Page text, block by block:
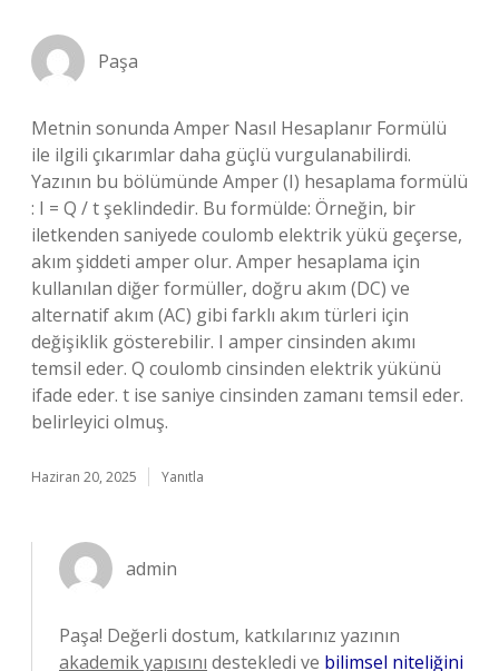
Paşa
Metnin sonunda Amper Nasıl Hesaplanır Formülü
ile ilgili çıkarımlar daha güçlü vurgulanabilirdi.
Yazının bu bölümünde Amper (I) hesaplama formülü
: I = Q / t şeklindedir. Bu formülde: Örneğin, bir
iletkenden saniyede coulomb elektrik yükü geçerse,
akım şiddeti amper olur. Amper hesaplama için
kullanılan diğer formüller, doğru akım (DC) ve
alternatif akım (AC) gibi farklı akım türleri için
değişiklik gösterebilir. I amper cinsinden akımı
temsil eder. Q coulomb cinsinden elektrik yükünü
ifade eder. t ise saniye cinsinden zamanı temsil eder.
belirleyici olmuş.
Haziran 20, 2025 Yanıtla
admin
Paşa! Değerli dostum, katkılarınız yazının
akademik yapısını destekledi ve bilimsel niteliğini